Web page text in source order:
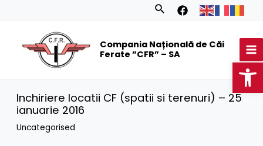
Search
Compania Națională de Căi
Ferate ”CFR” – SA
Inchiriere locatii CF (spatii si terenuri) – 25
ianuarie 2016
Uncategorised